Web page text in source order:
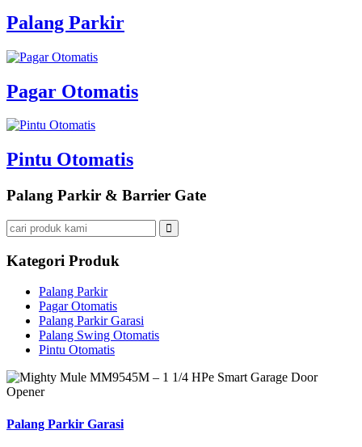
Palang Parkir
Pagar Otomatis
Pintu Otomatis
Palang Parkir & Barrier Gate
Kategori Produk
Palang Parkir
Pagar Otomatis
Palang Parkir Garasi
Palang Swing Otomatis
Pintu Otomatis
Palang Parkir Garasi